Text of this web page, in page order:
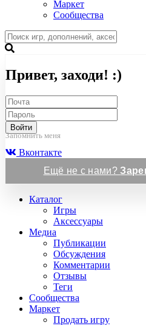
Маркет
Сообщества
Привет, заходи! :)
Войти
Запомнить меня
Вконтакте
Ещё не с нами?
Каталог
Игры
Аксессуары
Медиа
Публикации
Обсуждения
Комментарии
Отзывы
Теги
Сообщества
Маркет
Продать игру